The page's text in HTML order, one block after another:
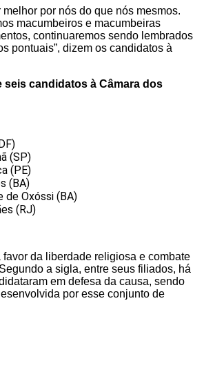
por nós do que nós mesmos.
macumbeiros e macumbeiras
continuaremos sendo lembrados
pontuais”, dizem os candidatos à
seis candidatos à Câmara dos
(SP)
(PE)
(BA)
de Oxóssi (BA)
(RJ)
favor da liberdade religiosa e combate
a sigla, entre seus filiados, há
em defesa da causa, sendo
por esse conjunto de